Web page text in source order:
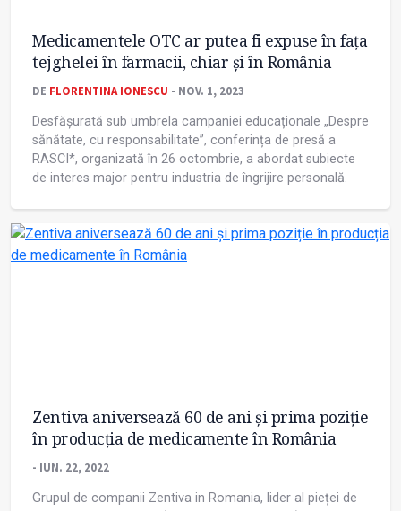
Medicamentele OTC ar putea fi expuse în fața
tejghelei în farmacii, chiar și în România
DE FLORENTINA IONESCU - NOV. 1, 2023
Desfășurată sub umbrela campaniei educaționale „Despre
sănătate, cu responsabilitate”, conferința de presă a
RASCI*, organizată în 26 octombrie, a abordat subiecte
de interes major pentru industria de îngrijire personală.
Zentiva aniversează 60 de ani și prima poziție
în producția de medicamente în România
- IUN. 22, 2022
Grupul de companii Zentiva in Romania, lider al pieței de